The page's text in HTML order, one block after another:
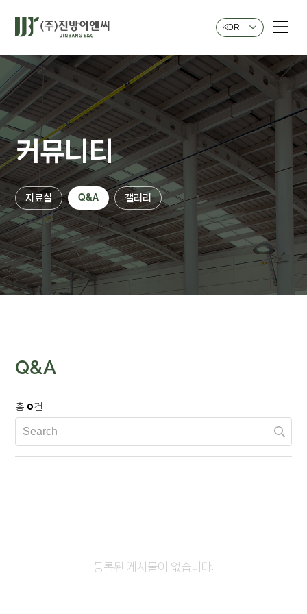
KOR
커뮤니티
자료실 Q&A 갤러리
Q&A
총0건
등록된 게시물이 없습니다.